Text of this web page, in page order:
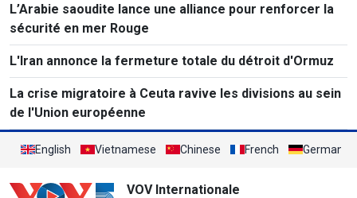
L’Arabie saoudite lance une alliance pour renforcer la
sécurité en mer Rouge
L'Iran annonce la fermeture totale du détroit d'Ormuz
La crise migratoire à Ceuta ravive les divisions au sein
de l'Union européenne
English Vietnamese Chinese French German
VOV Internationale